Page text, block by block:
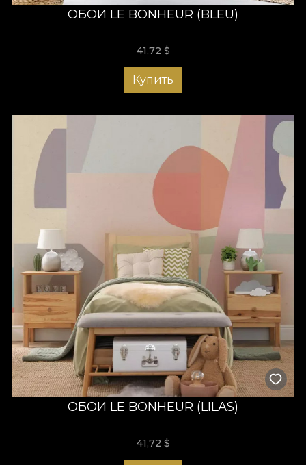
ОБОИ LE BONHEUR (BLEU)
41,72 $
Купить
ОБОИ LE BONHEUR (LILAS)
41,72 $